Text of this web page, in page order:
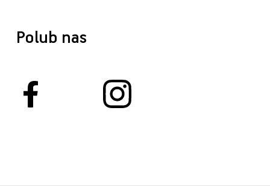
Polub nas